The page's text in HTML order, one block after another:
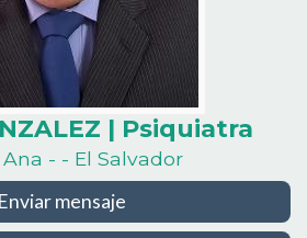
| Psiquiatra
- - El Salvador
Enviar mensaje